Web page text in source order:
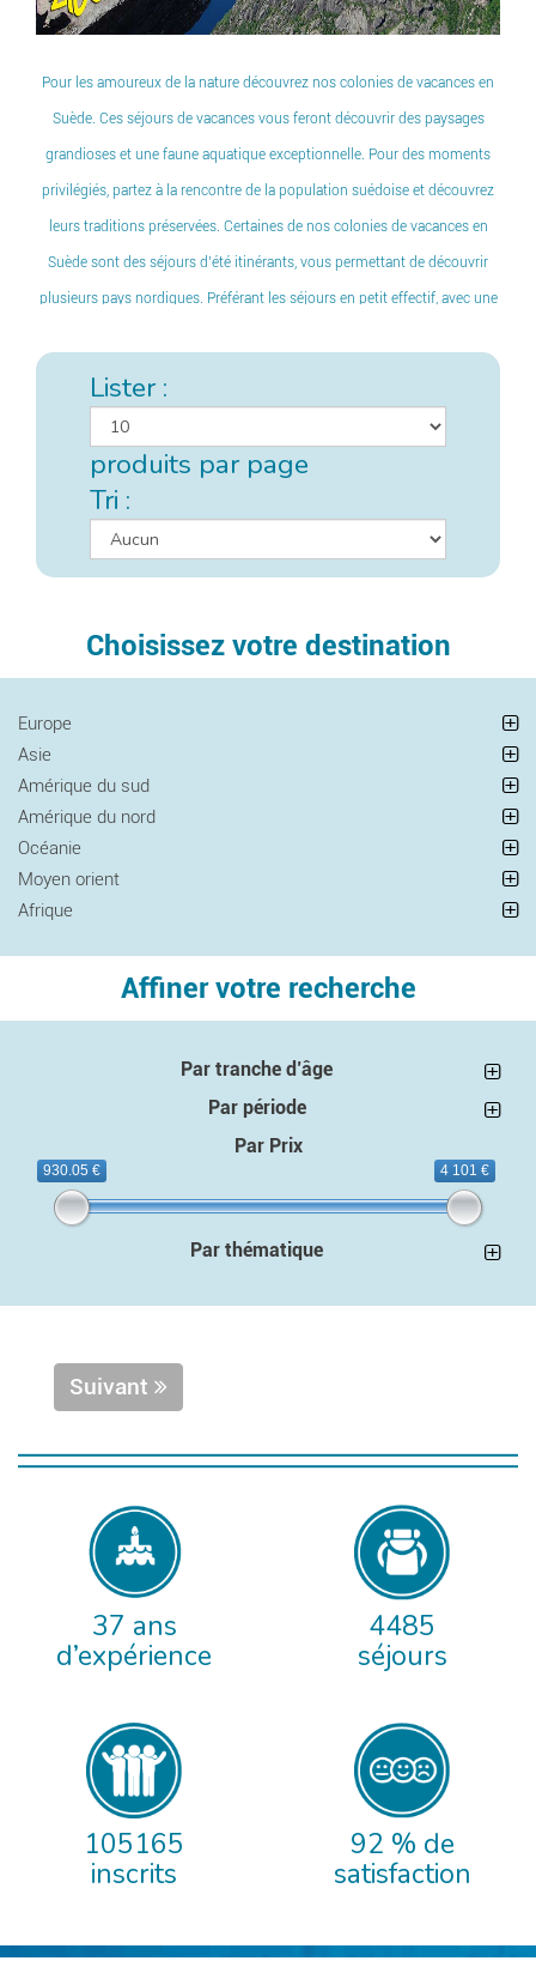
Pour les amoureux de la nature découvrez nos colonies de vacances en
Suède. Ces séjours de vacances vous feront découvrir des paysages
grandioses et une faune aquatique exceptionnelle. Pour des moments
privilégiés, partez à la rencontre de la population suédoise et découvrez
leurs traditions préservées. Certaines de nos colonies de vacances en
Suède sont des séjours d’été itinérants, vous permettant de découvrir
plusieurs pays nordiques. Préférant les séjours en petit effectif, avec une
pourraient s’offrir au groupe.
Lister :
produits par page
Tri :
Choisissez votre destination
Europe
Asie
Amérique du sud
Amérique du nord
Océanie
Moyen orient
Afrique
Affiner votre recherche
Par tranche d’âge
Par période
Par Prix
930.05 € 4 101 €
Par thématique
Suivant
37 ans
d’expérience
4485
séjours
105165
inscrits
92 % de
satisfaction